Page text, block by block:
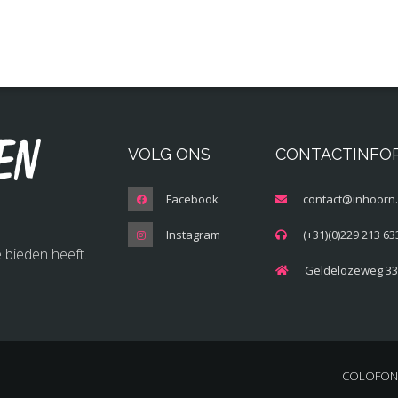
heeft.
VOLG ONS
Facebook
Instagram (+31)(0)229 213
Geldelozeweg